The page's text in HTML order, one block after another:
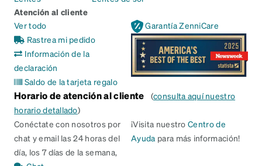
Atención al cliente
Ver todo
Rastrea mi pedido
Información de la
declaración
Saldo de la tarjeta regalo
Garantía ZenniCare
Horario de atención al cliente (consulta aquí nuestro
horario detallado)
Conéctate con nosotros por
chat y email las 24 horas del
día, los 7 días de la semana,
¡Visita nuestroCentro de
Ayuda para más información!